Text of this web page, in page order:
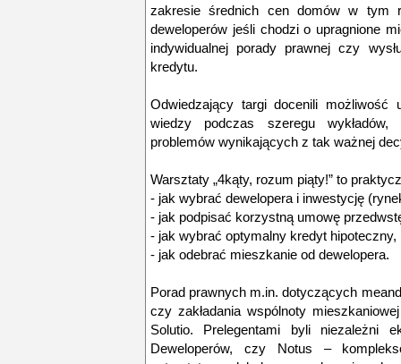
zakresie średnich cen domów w tym
deweloperów jeśli chodzi o upragnione
indywidualnej porady prawnej czy
kredytu.
Odwiedzający targi docenili możliwość
wiedzy podczas szeregu
problemów wynikających z tak ważnej
Warsztaty „4kąty, rozum piąty!” to
- jak wybrać dewelopera i inwestycję
- jak podpisać korzystną umowę
- jak wybrać optymalny kredyt hipoteczny,
- jak odebrać mieszkanie od dewelopera.
Porad prawnych m.in. dotyczących
czy zakładania wspólnoty
Solutio. Prelegentami byli niezależni
Deweloperów, czy Notus –